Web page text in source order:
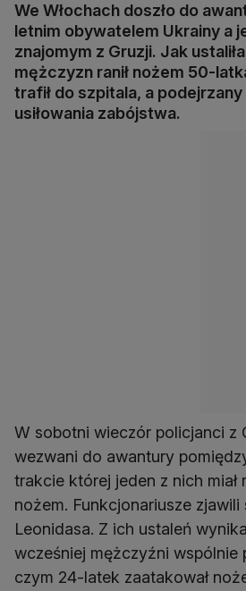
We Włochach doszło do
letnim obywatelem Ukrainy a
znajomym z Gruzji. Jak
mężczyzn ranił nożem 50-
trafił do szpitala, a podejrzany
usiłowania zabójstwa.
W sobotni wieczór policjanci z
wezwani do awantury
trakcie której jeden z nich miał
nożem. Funkcjonariusze
Leonidasa. Z ich ustaleń
wcześniej mężczyźni wspólnie
czym 24-latek zaatakował